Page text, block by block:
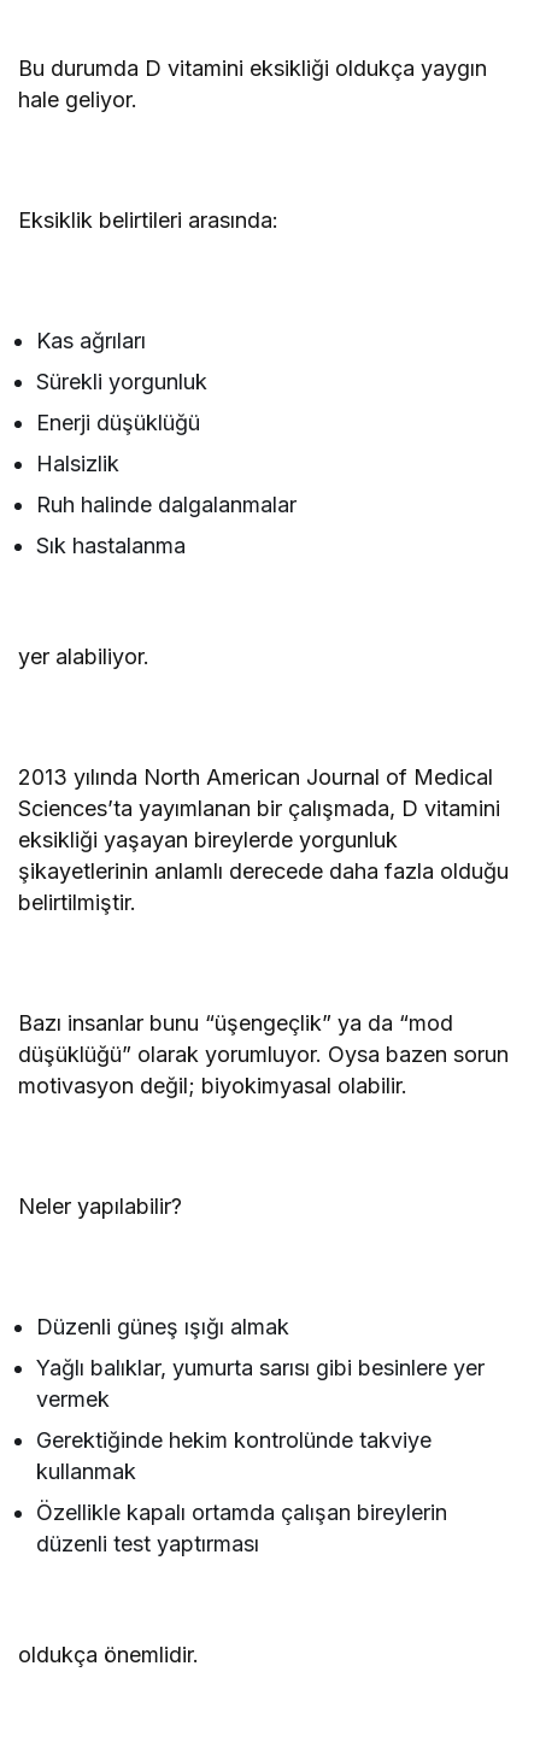
Bu durumda D vitamini eksikliği oldukça yaygın
hale geliyor.
Eksiklik belirtileri arasında:
Kas ağrıları
Sürekli yorgunluk
Enerji düşüklüğü
Halsizlik
Ruh halinde dalgalanmalar
Sık hastalanma
yer alabiliyor.
2013 yılında North American Journal of Medical
Sciences’ta yayımlanan bir çalışmada, D vitamini
eksikliği yaşayan bireylerde yorgunluk
şikayetlerinin anlamlı derecede daha fazla olduğu
belirtilmiştir.
Bazı insanlar bunu “üşengeçlik” ya da “mod
düşüklüğü” olarak yorumluyor. Oysa bazen sorun
motivasyon değil; biyokimyasal olabilir.
Neler yapılabilir?
Düzenli güneş ışığı almak
Yağlı balıklar, yumurta sarısı gibi besinlere yer
vermek
Gerektiğinde hekim kontrolünde takviye
kullanmak
Özellikle kapalı ortamda çalışan bireylerin
düzenli test yaptırması
oldukça önemlidir.